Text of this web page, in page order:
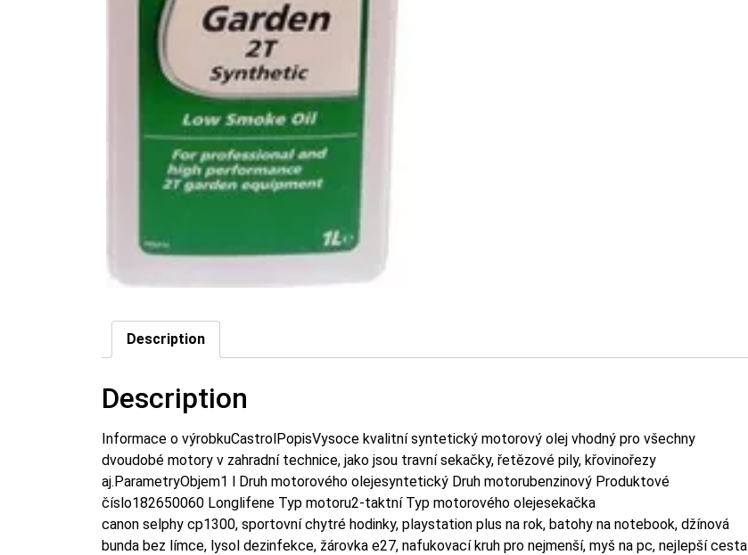
Description
Description
Informace o výrobkuCastrolPopisVysoce kvalitní syntetický motorový olej vhodný pro všechny
dvoudobé motory v zahradní technice, jako jsou travní sekačky, řetězové pily, křovinořezy
aj.ParametryObjem1 l Druh motorového olejesyntetický Druh motorubenzinový Produktové
číslo182650060 Longlifene Typ motoru2-taktní Typ motorového olejesekačka
canon selphy cp1300, sportovní chytré hodinky, playstation plus na rok, batohy na notebook, džínová
bunda bez límce, lysol dezinfekce, žárovka e27, nafukovací kruh pro nejmenší, myš na pc, nejlepší cesta